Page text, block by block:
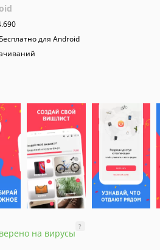
Бесплатно для Android
на вирусы
?